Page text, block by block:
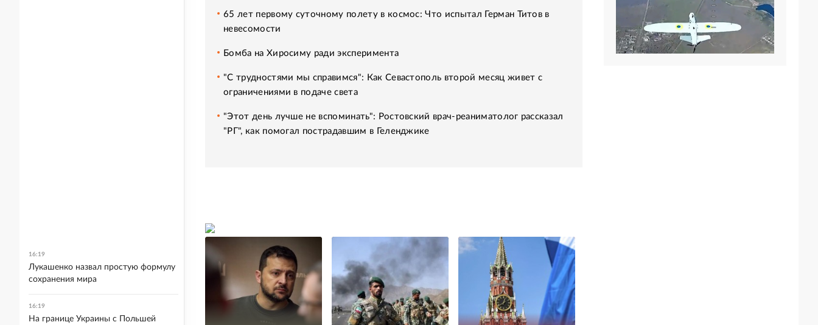
65 лет первому суточному полету в космос: Что испытал Герман Титов в
невесомости
Бомба на Хиросиму ради эксперимента
"С трудностями мы справимся": Как Севастополь второй месяц живет с
ограничениями в подаче света
"Этот день лучше не вспоминать": Ростовский врач-реаниматолог рассказал
"РГ", как помогал пострадавшим в Геленджике
16:19
Лукашенко назвал простую формулу
сохранения мира
16:19
На границе Украины с Польшей